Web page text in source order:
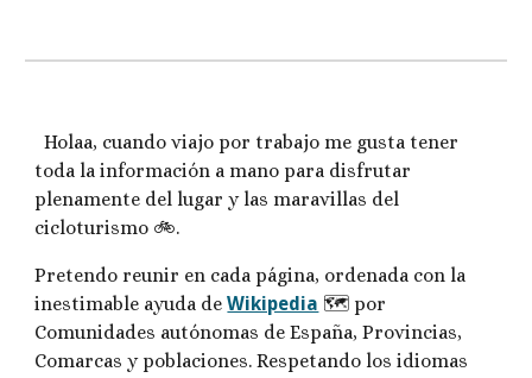
Holaa, cuando viajo por trabajo me gusta tener
toda la información a mano para disfrutar
plenamente del lugar y las maravillas del
cicloturismo 🚲.
Pretendo reunir en cada página, ordenada con la
inestimable ayuda deWikipedia 🗺️ por
Comunidades autónomas de España, Provincias,
Comarcas y poblaciones. Respetando los idiomas